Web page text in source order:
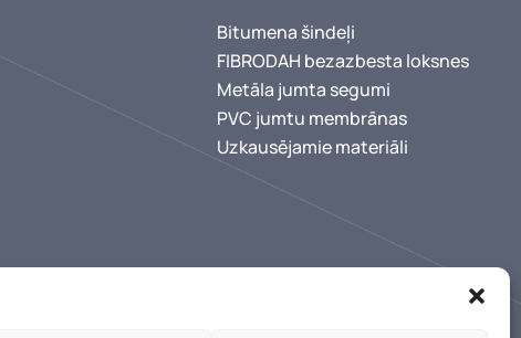
Bitumena šindeļi
FIBRODAH bezazbesta loksnes
Metāla jumta segumi
PVC jumtu membrānas
Uzkausējamie materiāli